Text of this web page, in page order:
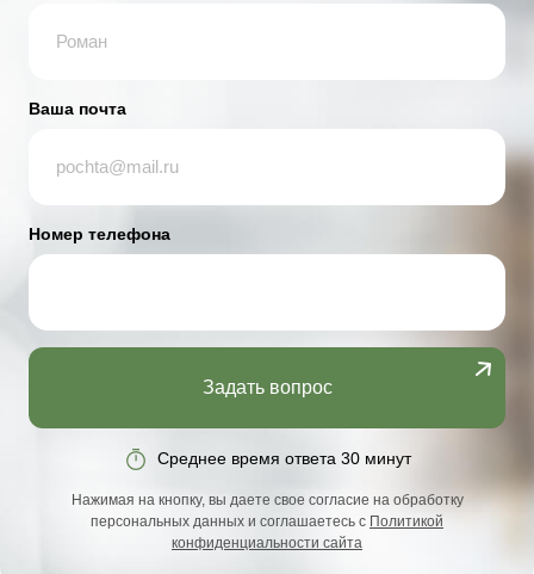
Ваша почта
Номер телефона
Задать вопрос
Среднее время ответа 30 минут
Нажимая на кнопку, вы даете свое согласие на обработку
персональных данных и соглашаетесь с Политикой
конфиденциальности сайта